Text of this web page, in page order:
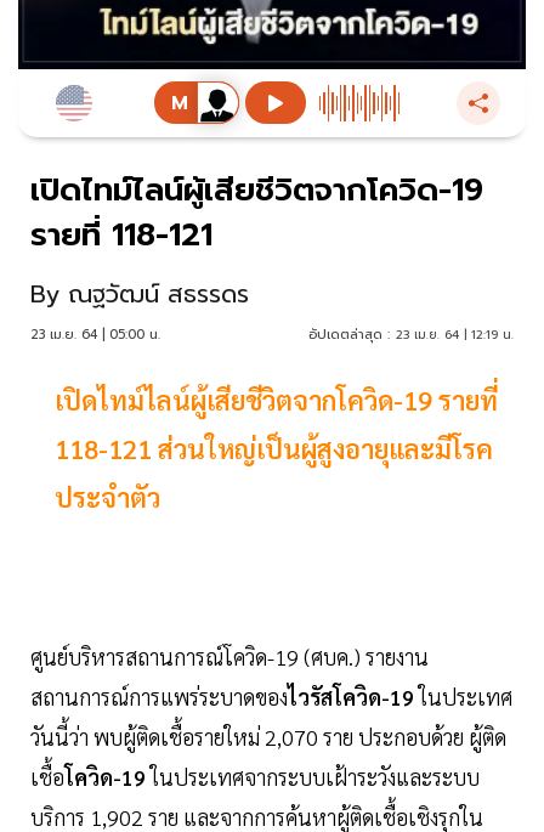
เปิดไทม์ไลน์ผู้เสียชีวิตจากโควิด-19
รายที่ 118-121
By ณฐวัฒน์ สธรรดร
23 เม.ย. 64 | 05:00 น. อัปเดตล่าสุด : 23 เม.ย. 64 | 12:19 น.
เปิดไทม์ไลน์ผู้เสียชีวิตจากโควิด-19 รายที่
118-121 ส่วนใหญ่เป็นผู้สูงอายุและมีโรค
ประจำตัว
ศูนย์บริหารสถานการณ์โควิด-19 (ศบค.) รายงาน
สถานการณ์การแพร่ระบาดของไวรัสโควิด-19ในประเทศ
วันนี้ว่า พบผู้ติดเชื้อรายใหม่ 2,070 ราย ประกอบด้วย ผู้ติด
เชื้อโควิด-19ในประเทศจากระบบเฝ้าระวังและระบบ
บริการ 1,902 ราย และจากการค้นหาผู้ติดเชื้อเชิงรุกใน